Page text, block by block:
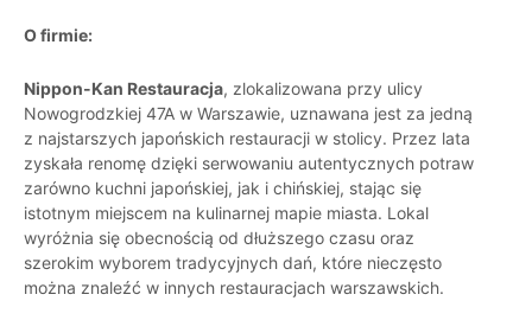
O firmie:
Nippon-Kan Restauracja, zlokalizowana przy ulicy
Nowogrodzkiej 47A w Warszawie, uznawana jest za jedną
z najstarszych japońskich restauracji w stolicy. Przez lata
zyskała renomę dzięki serwowaniu autentycznych potraw
zarówno kuchni japońskiej, jak i chińskiej, stając się
istotnym miejscem na kulinarnej mapie miasta. Lokal
wyróżnia się obecnością od dłuższego czasu oraz
szerokim wyborem tradycyjnych dań, które nieczęsto
można znaleźć w innych restauracjach warszawskich.